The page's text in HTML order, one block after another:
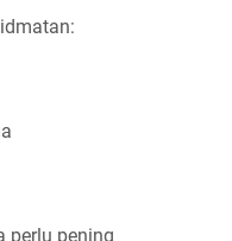
perlu pening